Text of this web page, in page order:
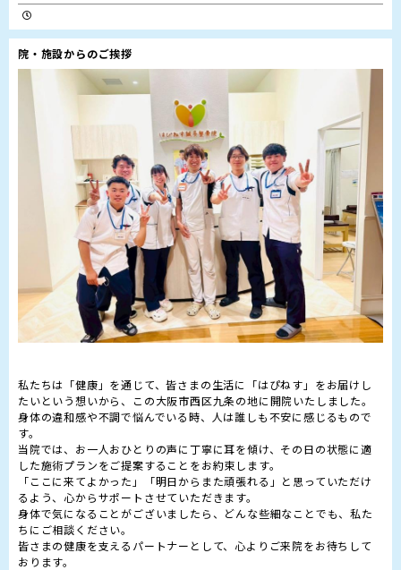
院・施設からのご挨拶
私たちは「健康」を通じて、皆さまの生活に「はぴねす」をお届けし
たいという想いから、この大阪市西区九条の地に開院いたしました。
身体の違和感や不調で悩んでいる時、人は誰しも不安に感じるもので
す。
当院では、お一人おひとりの声に丁寧に耳を傾け、その日の状態に適
した施術プランをご提案することをお約束します。
「ここに来てよかった」「明日からまた頑張れる」と思っていただけ
るよう、心からサポートさせていただきます。
身体で気になることがございましたら、どんな些細なことでも、私た
ちにご相談ください。
皆さまの健康を支えるパートナーとして、心よりご来院をお待ちして
おります。